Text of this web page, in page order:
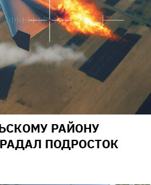
РАЙОНУ
ПОДРОСТОК